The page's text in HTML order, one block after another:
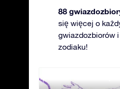
88
się więcej o
gwiazdozbiorów
zodiaku!
Andromeda -